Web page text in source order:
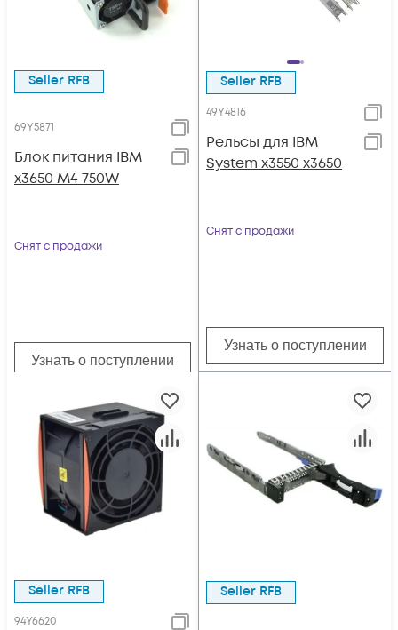
Seller RFB
69Y5871
Блок питания IBM
x3650 M4 750W
Снят с продажи
Узнать о поступлении
Seller RFB
49Y4816
Рельсы для IBM
System x3550 x3650
Снят с продажи
Узнать о поступлении
Seller RFB
94Y6620
Seller RFB